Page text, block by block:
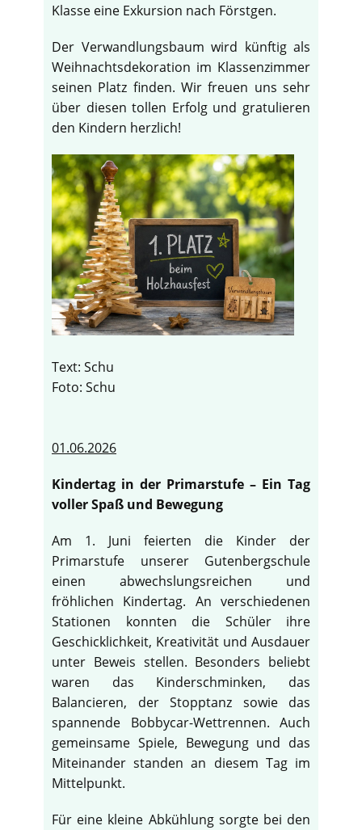
Klasse eine Exkursion nach Förstgen.
Der Verwandlungsbaum wird künftig als
Weihnachtsdekoration im Klassenzimmer
seinen Platz finden. Wir freuen uns sehr
über diesen tollen Erfolg und gratulieren
den Kindern herzlich!
Text: Schu
Foto: Schu
01.06.2026
Kindertag in der Primarstufe – Ein Tag
voller Spaß und Bewegung
Am 1. Juni feierten die Kinder der
Primarstufe unserer Gutenbergschule
einen abwechslungsreichen und
fröhlichen Kindertag. An verschiedenen
Stationen konnten die Schüler ihre
Geschicklichkeit, Kreativität und Ausdauer
unter Beweis stellen. Besonders beliebt
waren das Kinderschminken, das
Balancieren, der Stopptanz sowie das
spannende Bobbycar-Wettrennen. Auch
gemeinsame Spiele, Bewegung und das
Miteinander standen an diesem Tag im
Mittelpunkt.
Für eine kleine Abkühlung sorgte bei den